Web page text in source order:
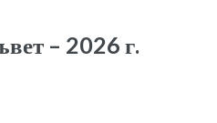
– 2026 г.